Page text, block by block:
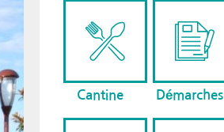
Cantine Démarches